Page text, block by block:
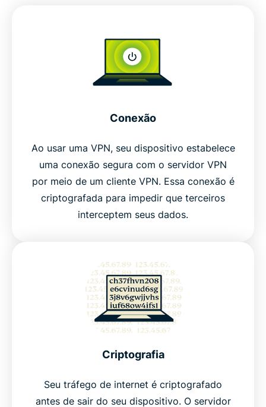
Conexão
Ao usar uma VPN, seu dispositivo estabelece
uma conexão segura com o servidor VPN
por meio de um cliente VPN. Essa conexão é
criptografada para impedir que terceiros
interceptem seus dados.
Criptografia
Seu tráfego de internet é criptografado
antes de sair do seu dispositivo. O servidor